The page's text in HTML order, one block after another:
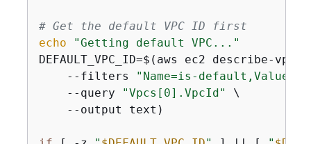
# Get the default VPC ID first
echo
"Getting default VPC..."
DEFAULT_VPC_ID=$(aws ec2 describe-
    --filters
"Name=is-
    --query
"Vpcs[0].VpcId"
\
    --output text)